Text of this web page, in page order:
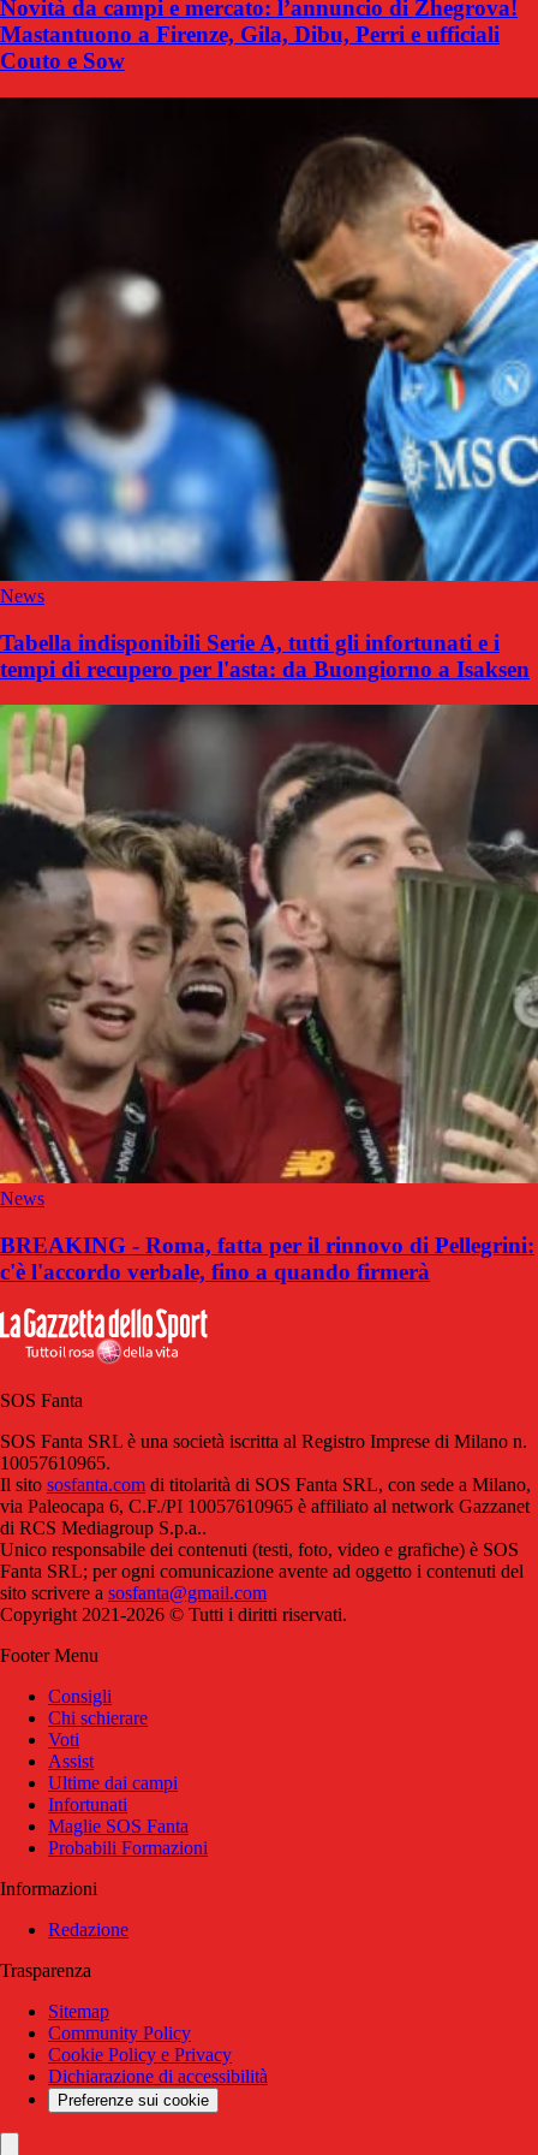
Novità da campi e mercato: l’annuncio di Zhegrova!
Mastantuono a Firenze, Gila, Dibu, Perri e ufficiali
Couto e Sow
News
Tabella indisponibili Serie A, tutti gli infortunati e i
tempi di recupero per l'asta: da Buongiorno a Isaksen
News
BREAKING - Roma, fatta per il rinnovo di Pellegrini:
c'è l'accordo verbale, fino a quando firmerà
SOS Fanta
SOS Fanta SRL è una società iscritta al Registro Imprese di Milano n.
10057610965.
Il sito sosfanta.com di titolarità di SOS Fanta SRL, con sede a Milano,
via Paleocapa 6, C.F./PI 10057610965 è affiliato al network Gazzanet
di RCS Mediagroup S.p.a..
Unico responsabile dei contenuti (testi, foto, video e grafiche) è SOS
Fanta SRL; per ogni comunicazione avente ad oggetto i contenuti del
sito scrivere a sosfanta@gmail.com
Copyright 2021-2026 © Tutti i diritti riservati.
Footer Menu
Consigli
Chi schierare
Voti
Assist
Ultime dai campi
Infortunati
Maglie SOS Fanta
Probabili Formazioni
Informazioni
Redazione
Trasparenza
Sitemap
Community Policy
Cookie Policy e Privacy
Dichiarazione di accessibilità
Preferenze sui cookie